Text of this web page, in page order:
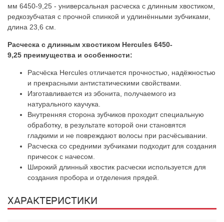
мм 6450-9,25 - универсальная расческа с длинным хвостиком,
редкозубчатая с прочной спинкой и удлинёнными зубчиками,
длина 23,6 см.
Расческа с длинным хвостиком Hercules 6450-
9,25 преимущества и особенности:
Расчёска Hercules отличается прочностью, надёжностью
и прекрасными антистатическими свойствами.
Изготавливается из эбонита, получаемого из
натурального каучука.
Внутренняя сторона зубчиков проходит специальную
обработку, в результате которой они становятся
гладкими и не повреждают волосы при расчёсывании.
Расческа со средними зубчиками подходит для создания
причесок с начесом.
Широкий длинный хвостик расчески используется для
создания пробора и отделения прядей.
ХАРАКТЕРИСТИКИ